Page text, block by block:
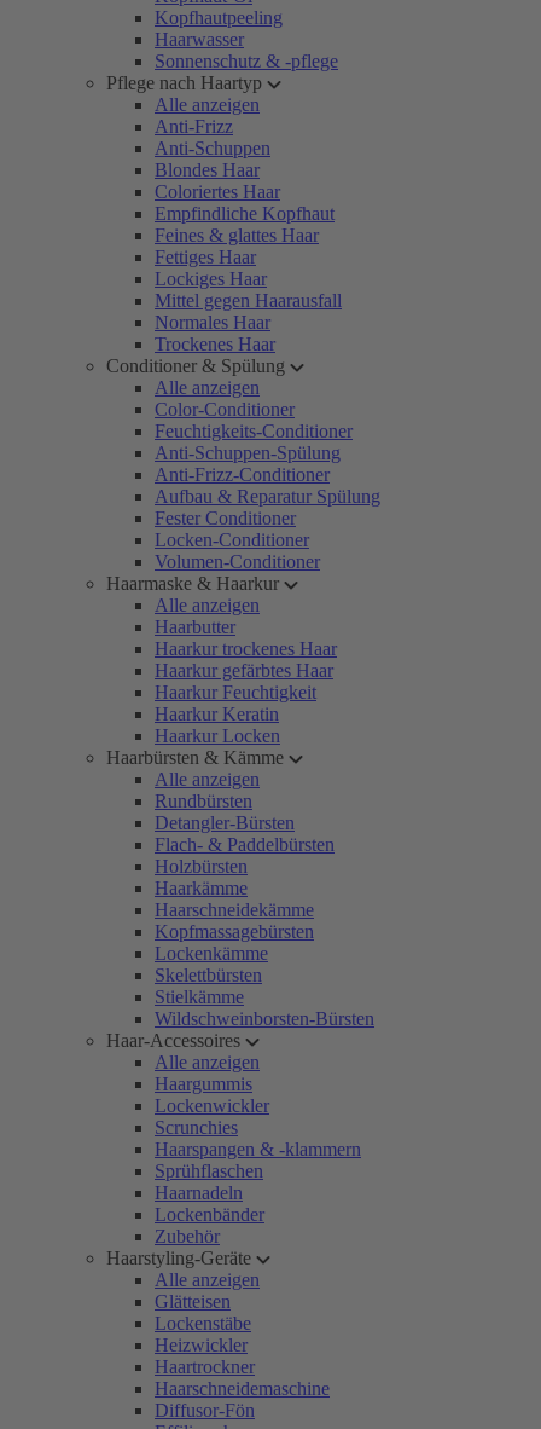
Kopfhautpeeling
Haarwasser
Sonnenschutz & -pflege
Pflege nach Haartyp
Alle anzeigen
Anti-Frizz
Anti-Schuppen
Blondes Haar
Coloriertes Haar
Empfindliche Kopfhaut
Feines & glattes Haar
Fettiges Haar
Lockiges Haar
Mittel gegen Haarausfall
Normales Haar
Trockenes Haar
Conditioner & Spülung
Alle anzeigen
Color-Conditioner
Feuchtigkeits-Conditioner
Anti-Schuppen-Spülung
Anti-Frizz-Conditioner
Aufbau & Reparatur Spülung
Fester Conditioner
Locken-Conditioner
Volumen-Conditioner
Haarmaske & Haarkur
Alle anzeigen
Haarbutter
Haarkur trockenes Haar
Haarkur gefärbtes Haar
Haarkur Feuchtigkeit
Haarkur Keratin
Haarkur Locken
Haarbürsten & Kämme
Alle anzeigen
Rundbürsten
Detangler-Bürsten
Flach- & Paddelbürsten
Holzbürsten
Haarkämme
Haarschneidekämme
Kopfmassagebürsten
Lockenkämme
Skelettbürsten
Stielkämme
Wildschweinborsten-Bürsten
Haar-Accessoires
Alle anzeigen
Haargummis
Lockenwickler
Scrunchies
Haarspangen & -klammern
Sprühflaschen
Haarnadeln
Lockenbänder
Zubehör
Haarstyling-Geräte
Alle anzeigen
Glätteisen
Lockenstäbe
Heizwickler
Haartrockner
Haarschneidemaschine
Diffusor-Fön